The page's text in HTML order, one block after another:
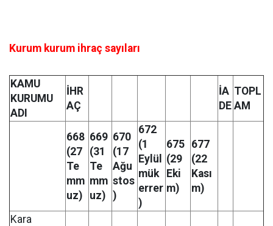
Kurum kurum ihraç sayıları
KAMU
KURUMU
ADI
İHR
AÇ
İA
DE
TOPL
AM
668
(27
Te
mm
uz)
669
(31
Te
mm
uz)
670
(17
Ağu
stos
)
672
(1
Eylül
mük
errer
)
675
(29
Eki
m)
677
(22
Kası
m)
Kara